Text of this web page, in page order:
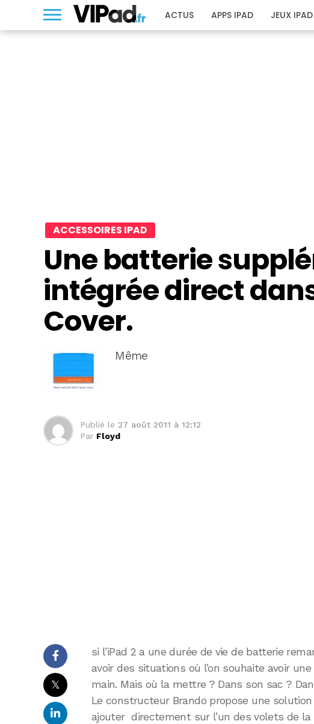
ACTUS APPS IPAD JEUX IPAD
ACCESSOIRES IPAD
Une batterie
intégrée direct
Cover.
Même
Publié le 27 août 2011 à 12:12
Par Floyd
𝕏
si l’iPad 2 a une durée de vie de batterie
avoir des situations où l’on souhaite avoir
main. Mais où la mettre ? Dans son sac ?
Le constructeur Brando propose une
ajouter directement sur l’un des volets de